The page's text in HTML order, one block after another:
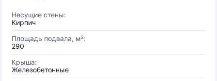
Несущие стены:
Кирпич
Площадь подвала, м²:
290
Крыша:
Железобетонные